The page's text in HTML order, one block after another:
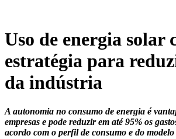
Uso de energia solar
estratégia para
da indústria
A autonomia no consumo de energia é
empresas e pode reduzir em até 95% os
acordo com o perfil de consumo e do modelo